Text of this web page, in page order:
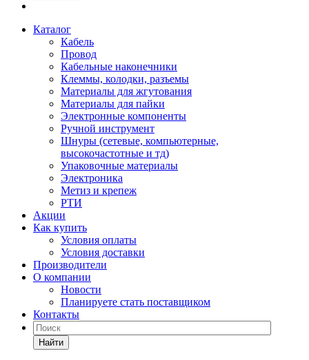
Каталог
Кабель
Провод
Кабельные наконечники
Клеммы, колодки, разъемы
Материалы для жгутования
Материалы для пайки
Электронные компоненты
Ручной инструмент
Шнуры (сетевые, компьютерные,
высокочастотные и тд)
Упаковочные материалы
Электроника
Метиз и крепеж
РТИ
Акции
Как купить
Условия оплаты
Условия доставки
Производители
О компании
Новости
Планируете стать поставщиком
Контакты
Найти